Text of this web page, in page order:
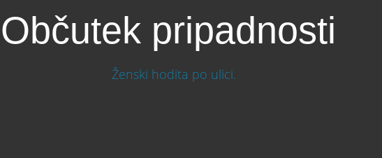
Občutek pripadnosti